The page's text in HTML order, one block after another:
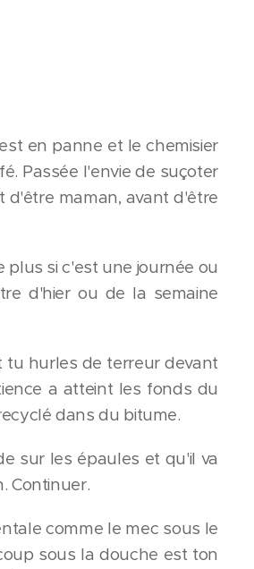
en panne et le chemisier
Passée l'envie de suçoter
d'être maman, avant d'être
plus si c'est une journée ou
d'hier ou de la semaine
tu hurles de terreur devant
a atteint les fonds du
dans du bitume.
sur les épaules et qu'il va
Continuer.
comme le mec sous le
sous la douche est ton